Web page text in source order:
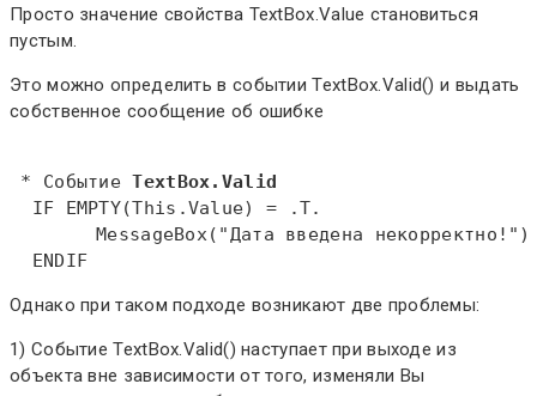
Просто значение свойства TextBox.Value становиться
пустым.
Это можно определить в событии TextBox.Valid() и выдать
собственное сообщение об ошибке
* Событие TextBox.Valid
IF
EMPTY(This .Value) = .T.
MessageBox("Дата введена
ENDIF
Однако при таком подходе возникают две проблемы:
1) Событие TextBox.Valid() наступает при выходе из
объекта вне зависимости от того, изменяли Вы